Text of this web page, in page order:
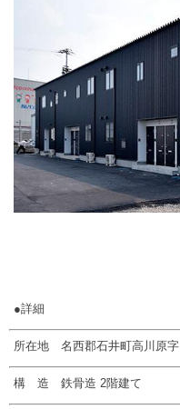
●詳細
所在地 名西郡石井町高川原字
構 造 鉄骨造 2階建て